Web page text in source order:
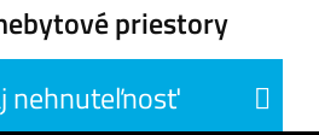
priestory
nehnuteľnosť